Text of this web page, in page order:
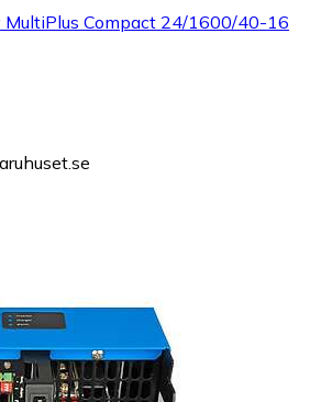
MultiPlus Compact 24/1600/40-16